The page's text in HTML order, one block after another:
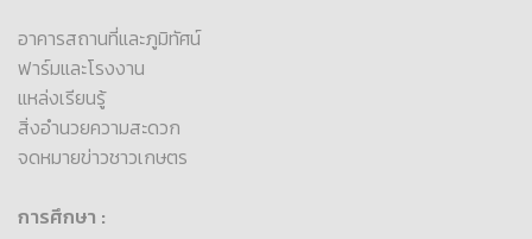
อาคารสถานที่และภูมิทัศน์
ฟาร์มและโรงงาน
แหล่งเรียนรู้
สิ่งอำนวยความสะดวก
จดหมายข่าวชาวเกษตร
การศึกษา :